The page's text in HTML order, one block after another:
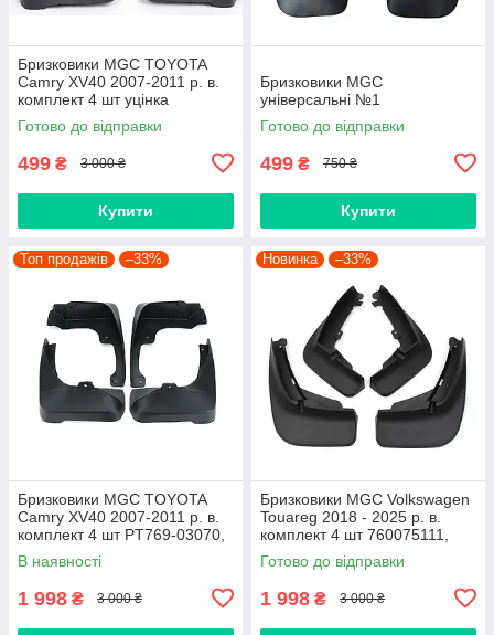
Бризковики MGC TOYOTA
Camry XV40 2007-2011 р. в.
комплект 4 шт уцінка
Готово до відправки
499 ₴ 3 000 ₴
Купити
Бризковики MGC
універсальні №1
Готово до відправки
499 ₴ 750 ₴
Купити
Топ продажів –33%
Бризковики MGC TOYOTA
Camry XV40 2007-2011 р. в.
комплект 4 шт PT769-03070,
7609533040H0,
7609533040C0
В наявності
1 998 ₴ 3 000 ₴
Новинка –33%
Бризковики MGC Volkswagen
Touareg 2018 - 2025 р. в.
комплект 4 шт 760075111,
760075101
Готово до відправки
1 998 ₴ 3 000 ₴